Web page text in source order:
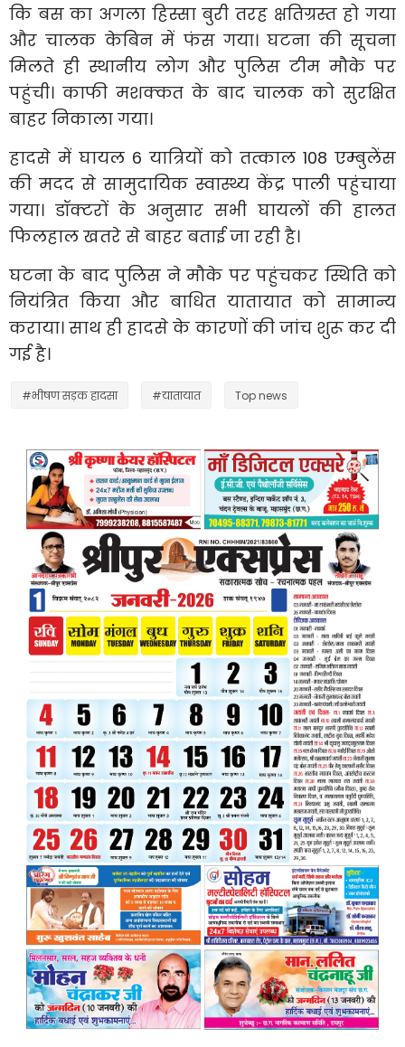
कि बस का अगला हिस्सा बुरी तरह क्षतिग्रस्त हो गया
और चालक केबिन में फंस गया। घटना की सूचना
मिलते ही स्थानीय लोग और पुलिस टीम मौके पर
पहुंची। काफी मशक्कत के बाद चालक को सुरक्षित
बाहर निकाला गया।
हादसे में घायल 6 यात्रियों को तत्काल 108 एम्बुलेंस
की मदद से सामुदायिक स्वास्थ्य केंद्र पाली पहुंचाया
गया। डॉक्टरों के अनुसार सभी घायलों की हालत
फिलहाल खतरे से बाहर बताई जा रही है।
घटना के बाद पुलिस ने मौके पर पहुंचकर स्थिति को
नियंत्रित किया और बाधित यातायात को सामान्य
कराया। साथ ही हादसे के कारणों की जांच शुरू कर दी
गई है।
#भीषण सड़क हादसा #यातायात Top news